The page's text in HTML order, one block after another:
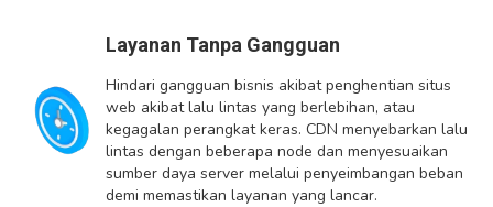
Layanan Tanpa Gangguan
Hindari gangguan bisnis akibat penghentian situs
web akibat lalu lintas yang berlebihan, atau
kegagalan perangkat keras. CDN menyebarkan lalu
lintas dengan beberapa node dan menyesuaikan
sumber daya server melalui penyeimbangan beban
demi memastikan layanan yang lancar.